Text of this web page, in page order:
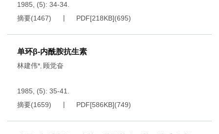
1985, (5): 34-34.
摘要(1467) PDF[218KB](695)
单环β-内酰胺抗生素
林建伟*, 顾觉奋
1985, (5): 35-41.
摘要(1659) PDF[586KB](749)